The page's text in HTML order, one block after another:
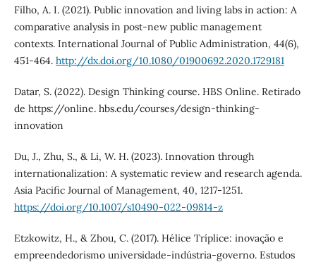
Filho, A. I. (2021). Public innovation and living labs in action: A
comparative analysis in post-new public management
contexts. International Journal of Public Administration, 44(6),
451-464. http://dx.doi.org/10.1080/01900692.2020.1729181
Datar, S. (2022). Design Thinking course. HBS Online. Retirado
de https://online. hbs.edu/courses/design-thinking-
innovation
Du, J., Zhu, S., & Li, W. H. (2023). Innovation through
internationalization: A systematic review and research agenda.
Asia Pacific Journal of Management, 40, 1217-1251.
https://doi.org/10.1007/s10490-022-09814-z
Etzkowitz, H., & Zhou, C. (2017). Hélice Tríplice: inovação e
empreendedorismo universidade-indústria-governo. Estudos